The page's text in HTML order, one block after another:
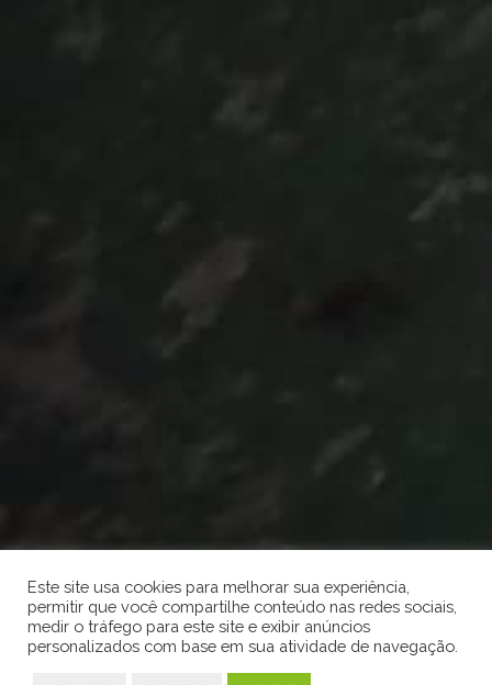
Este site usa cookies para melhorar sua experiência,
permitir que você compartilhe conteúdo nas redes sociais,
medir o tráfego para este site e exibir anúncios
personalizados com base em sua atividade de navegação.